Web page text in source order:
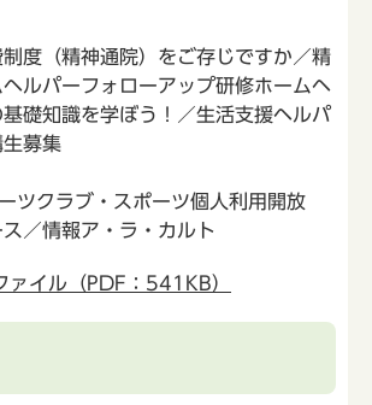
度（精神通院）をご存じですか／精
ルパーフォローアップ研修ホームヘ
礎知識を学ぼう！／生活支援ヘルパ
募集
ツクラブ・スポーツ個人利用開放
／情報ア・ラ・カルト
ァイル（PDF：541KB）